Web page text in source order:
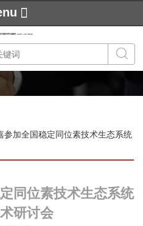
参加全国稳定同位素技术生态系统
同位素技术生态系统
研讨会